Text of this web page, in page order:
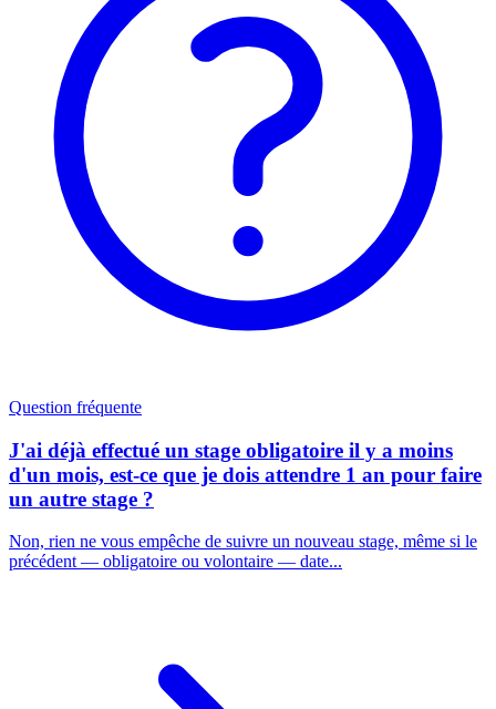
Question fréquente
J'ai déjà effectué un stage obligatoire il y a moins
d'un mois, est-ce que je dois attendre 1 an pour faire
un autre stage ?
Non, rien ne vous empêche de suivre un nouveau stage, même si le
précédent — obligatoire ou volontaire — date...